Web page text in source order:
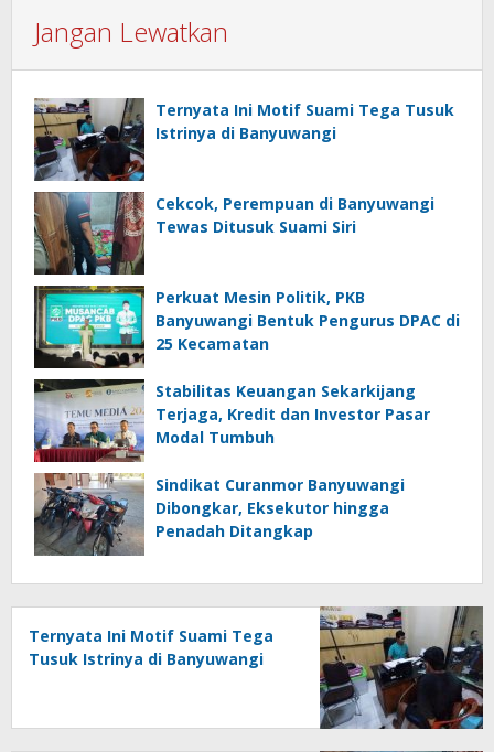
Jangan Lewatkan
Ternyata Ini Motif Suami Tega Tusuk
Istrinya di Banyuwangi
Cekcok, Perempuan di Banyuwangi
Tewas Ditusuk Suami Siri
Perkuat Mesin Politik, PKB
Banyuwangi Bentuk Pengurus DPAC di
25 Kecamatan
Stabilitas Keuangan Sekarkijang
Terjaga, Kredit dan Investor Pasar
Modal Tumbuh
Sindikat Curanmor Banyuwangi
Dibongkar, Eksekutor hingga
Penadah Ditangkap
Ternyata Ini Motif Suami Tega
Tusuk Istrinya di Banyuwangi